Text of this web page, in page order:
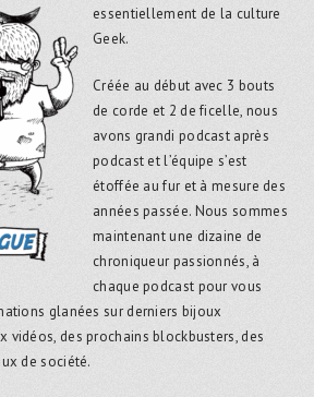
essentiellement de la culture
Geek.
Créée au début avec 3 bouts
de corde et 2 de ficelle, nous
avons grandi podcast après
podcast et l’équipe s’est
étoffée au fur et à mesure des
années passée. Nous sommes
maintenant une dizaine de
chroniqueur passionnés, à
chaque podcast pour vous
glanées sur derniers bijoux
vidéos, des prochains blockbusters, des
de société.